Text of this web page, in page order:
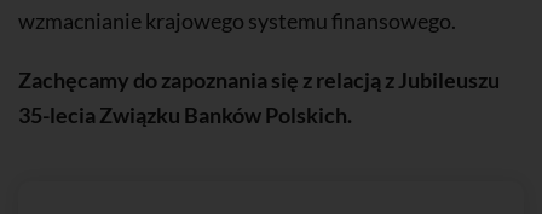
wzmacnianie krajowego systemu finansowego.
Zachęcamy do zapoznania się z relacją zJubileuszu
35-lecia Związku Banków Polskich.